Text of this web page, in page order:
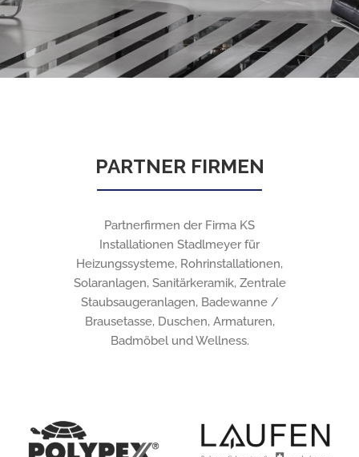
PARTNER FIRMEN
Partnerfirmen der Firma KS
Installationen Stadlmeyer für
Heizungssysteme, Rohrinstallationen,
Solaranlagen, Sanitärkeramik, Zentrale
Staubsaugeranlagen, Badewanne /
Brausetasse, Duschen, Armaturen,
Badmöbel und Wellness.